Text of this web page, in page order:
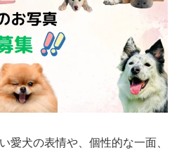
愛犬の表情や、個性的な一面、